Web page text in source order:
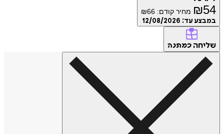
₪ מחיר קודם: ₪66
עד:12/08/2026
כמתנה